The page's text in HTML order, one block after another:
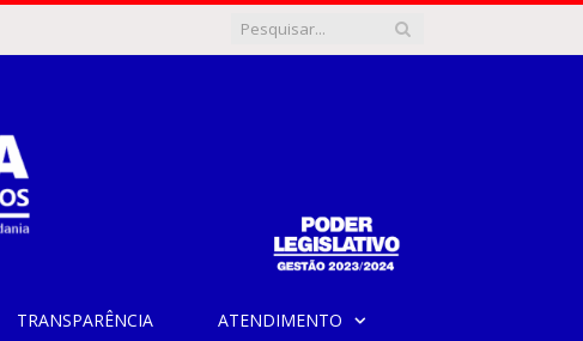
TRANSPARÊNCIA ATENDIMENTO